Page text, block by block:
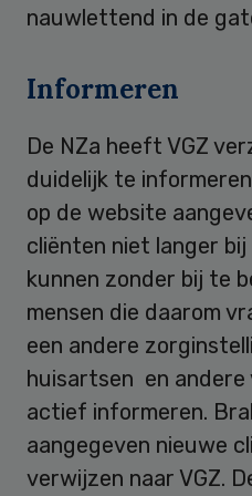
nauwlettend in de
Informeren
De NZa heeft VGZ
duidelijk te
op de website
cliënten niet langer
kunnen zonder bij te
mensen die daarom
een andere
huisartsen en andere
actief informeren.
aangegeven nieuwe
verwijzen naar VGZ.